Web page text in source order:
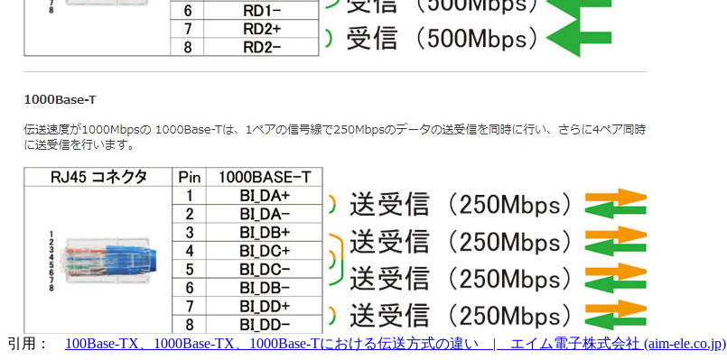
引用： 100Base-TX、1000Base-TX、1000Base-Tにおける伝送方式の違い | エイム電子株式会社 (aim-ele.co.jp)